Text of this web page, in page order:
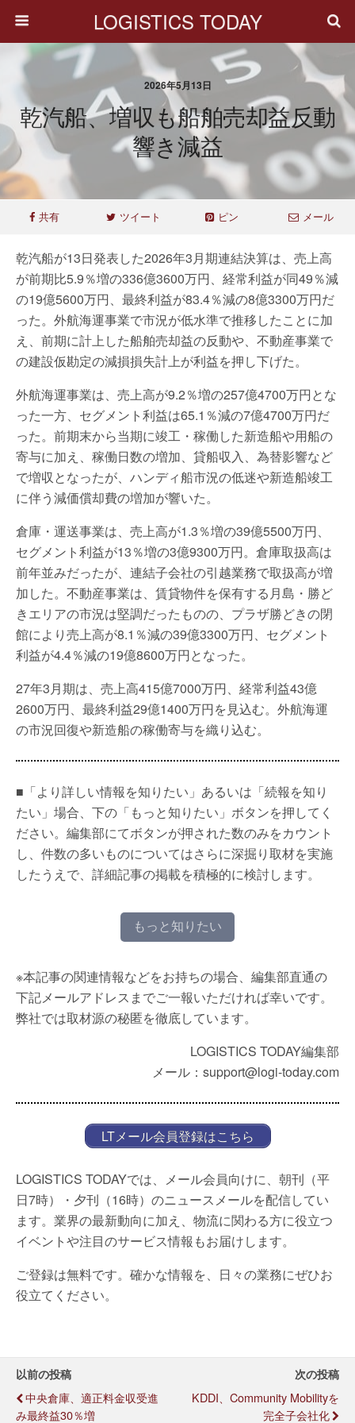
LOGISTICS TODAY
2026年5月13日
乾汽船、増収も船舶売却益反動
響き減益
共有 ツイート ピン メール
乾汽船が13日発表した2026年3月期連結決算は、売上高
が前期比5.9％増の336億3600万円、経常利益が同49％減
の19億5600万円、最終利益が83.4％減の8億3300万円だ
った。外航海運事業で市況が低水準で推移したことに加
え、前期に計上した船舶売却益の反動や、不動産事業で
の建設仮勘定の減損損失計上が利益を押し下げた。
外航海運事業は、売上高が9.2％増の257億4700万円とな
った一方、セグメント利益は65.1％減の7億4700万円だ
った。前期末から当期に竣工・稼働した新造船や用船の
寄与に加え、稼働日数の増加、貸船収入、為替影響など
で増収となったが、ハンディ船市況の低迷や新造船竣工
に伴う減価償却費の増加が響いた。
倉庫・運送事業は、売上高が1.3％増の39億5500万円、
セグメント利益が13％増の3億9300万円。倉庫取扱高は
前年並みだったが、連結子会社の引越業務で取扱高が増
加した。不動産事業は、賃貸物件を保有する月島・勝ど
きエリアの市況は堅調だったものの、プラザ勝どきの閉
館により売上高が8.1％減の39億3300万円、セグメント
利益が4.4％減の19億8600万円となった。
27年3月期は、売上高415億7000万円、経常利益43億
2600万円、最終利益29億1400万円を見込む。外航海運
の市況回復や新造船の稼働寄与を織り込む。
■「より詳しい情報を知りたい」あるいは「続報を知り
たい」場合、下の「もっと知りたい」ボタンを押してく
ださい。編集部にてボタンが押された数のみをカウント
し、件数の多いものについてはさらに深掘り取材を実施
したうえで、詳細記事の掲載を積極的に検討します。
もっと知りたい
※本記事の関連情報などをお持ちの場合、編集部直通の
下記メールアドレスまでご一報いただければ幸いです。
弊社では取材源の秘匿を徹底しています。
LOGISTICS TODAY編集部
メール：support@logi-today.com
LTメール会員登録はこちら
LOGISTICS TODAYでは、メール会員向けに、朝刊（平
日7時）・夕刊（16時）のニュースメールを配信してい
ます。業界の最新動向に加え、物流に関わる方に役立つ
イベントや注目のサービス情報もお届けします。
ご登録は無料です。確かな情報を、日々の業務にぜひお
役立てください。
以前の投稿
中央倉庫、適正料金収受進
み最終益30％増
次の投稿
KDDI、Community Mobilityを
完全子会社化